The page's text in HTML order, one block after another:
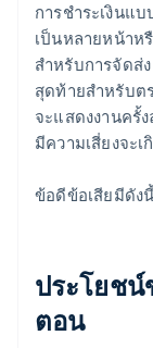
การชำระเงินแ
เป็นหลายหน้าห
สำหรับการจัดส่
สุดท้ายสำหรับต
จะแสดงงานครั้
มีความเสี่ยงจะ
ข้อดีข้อเสียมีดังนี้
ประโยชน์
ตอน